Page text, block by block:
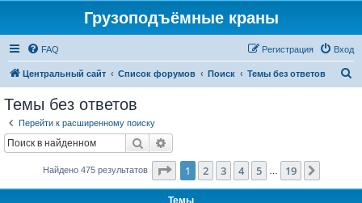
Грузоподъёмные краны
FAQ Вход
Регистрация
Центральный сайт Список форумов Поиск Темы без ответов
Темы без ответов
Перейти к расширенному поиску
Поиск
Найдено 475 результатов Страница из 19
1 2 3 4 5 19
Темы